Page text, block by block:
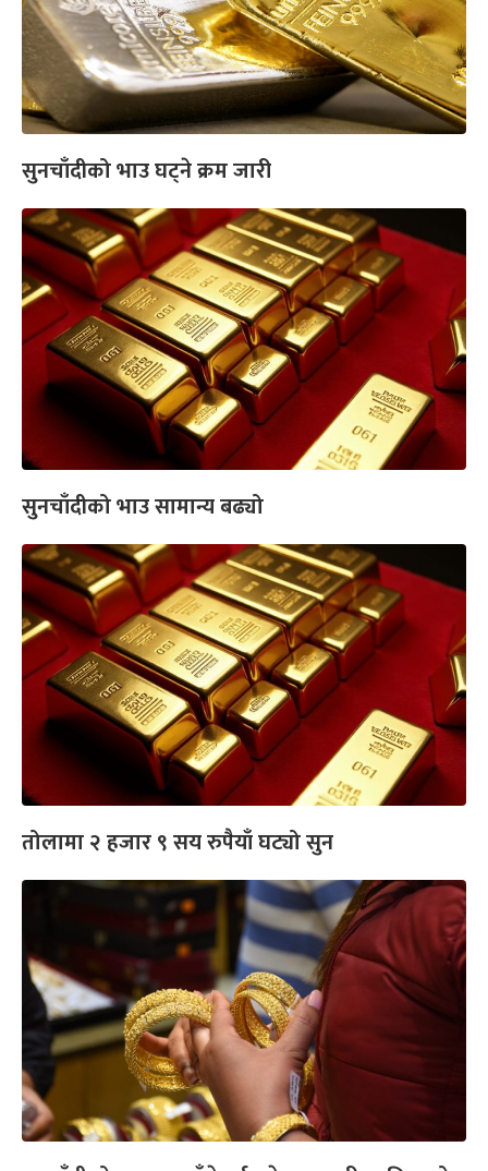
सुनचाँदीको भाउ घट्ने क्रम जारी
सुनचाँदीको भाउ सामान्य बढ्यो
तोलामा २ हजार ९ सय रुपैयाँ घट्यो सुन